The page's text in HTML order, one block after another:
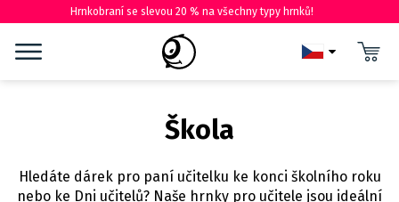
Hrnkobraní se slevou 20 % na všechny typy hrnků!
Škola
Hledáte dárek pro paní učitelku ke konci školního roku
nebo ke Dni učitelů? Naše hrnky pro učitele jsou ideální